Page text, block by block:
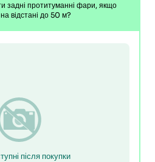
задні протитуманні фари, якщо
відстані до 50 м?
після покупки